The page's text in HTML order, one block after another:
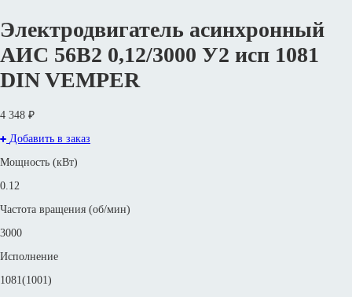
Электродвигатель асинхронный
АИС 56В2 0,12/3000 У2 исп 1081
DIN VEMPER
4 348 ₽
Добавить в заказ
Мощность (кВт)
0.12
Частота вращения (об/мин)
3000
Исполнение
1081(1001)